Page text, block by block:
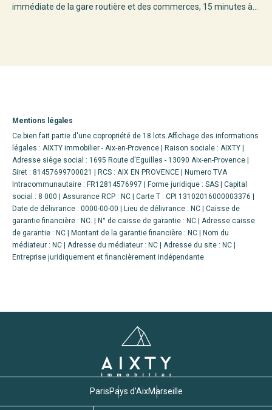
immédiate de la gare routière et des commerces, 15 minutes à...
Mentions légales
Ce bien fait partie d'une copropriété de 18 lots.Affichage des informations
légales : AIXTY immobilier - Aix-en-Provence | Raison sociale : AIXTY |
Adresse siège social : 1695 Route d'Eguilles - 13090 Aix-en-Provence |
Siret : 81457699700021 | RCS : AIX EN PROVENCE | Numero TVA
Intracommunautaire : FR12814576997 | Forme juridique : SAS | Capital
social : 8 000 | Assurance RCP : NC | Carte T : CPI 13102016000003376 |
Date de délivrance : 0000-00-00 | Lieu de délivrance : NC | Caisse de
garantie financière : NC. | N° de caisse de garantie : NC | Adresse caisse
de garantie : NC | Montant de la garantie financière : NC | Nom du
médiateur : NC | Adresse du médiateur : NC | Adresse du site : NC |
Entreprise juridiquement et financièrement indépendante
ParisPays d'AixMarseille